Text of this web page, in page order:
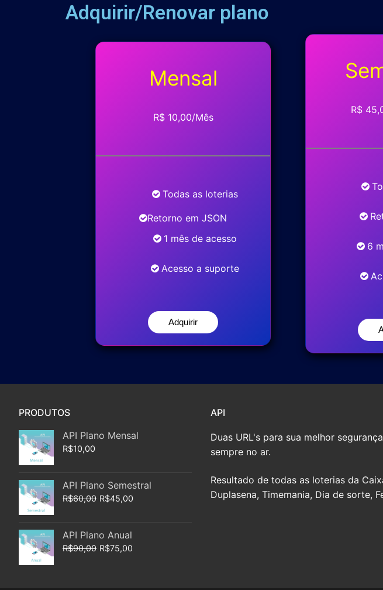
Adquirir/Renovar plano
Mensal
R$ 10,00/Mês
Todas as loterias
Retorno em JSON
1 mês de acesso
Acesso a suporte
Adquirir
R$
6
PRODUTOS
API Plano Mensal
R$10,00
API Plano Semestral
R$60,00 R$45,00
API Plano Anual
R$90,00 R$75,00
API
Duas URL's para sua melhor
sempre no ar.
Resultado de todas as loterias da
Duplasena, Timemania, Dia de sorte,